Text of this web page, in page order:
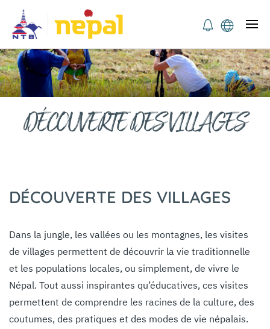
DÉCOUVERTE DES VILLAGES
DÉCOUVERTE DES VILLAGES
Dans la jungle, les vallées ou les montagnes, les visites
de villages permettent de découvrir la vie traditionnelle
et les populations locales, ou simplement, de vivre le
Népal. Tout aussi inspirantes qu’éducatives, ces visites
permettent de comprendre les racines de la culture, des
coutumes, des pratiques et des modes de vie népalais.